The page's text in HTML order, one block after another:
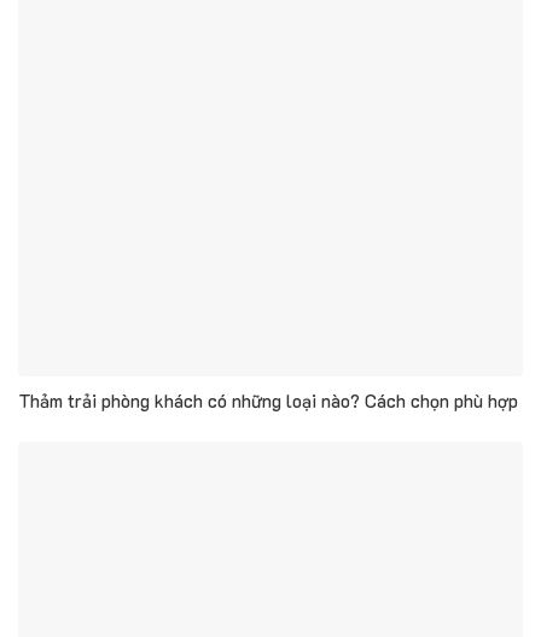
Thảm trải phòng khách có những loại nào? Cách chọn phù hợp